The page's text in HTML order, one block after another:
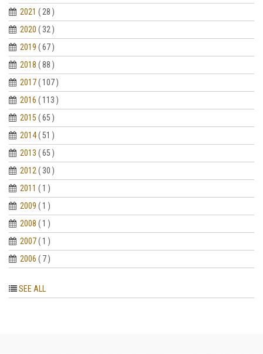
2021 ( 28 )
2020 ( 32 )
2019 ( 67 )
2018 ( 88 )
2017( 107 )
2016 ( 113 )
2015 ( 65 )
2014( 51 )
2013 ( 65 )
2012( 30 )
2011 ( 1 )
2009 ( 1 )
2008 ( 1 )
2007( 1 )
2006 ( 7 )
SEE ALL